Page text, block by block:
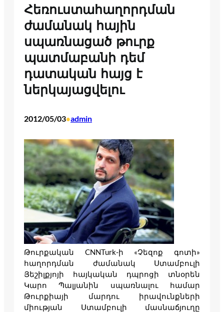
Հեռուստահաղորդման
ժամանակ հային
սպառնացած թուրք
պատմաբանի դեմ
դատական հայց է
ներկայացվելու
2012/05/03•admin
Թուրքական CNNTurk-ի «Չեզոք գոտի»
հաղորդման ժամանակ Ստամբուլի
Յեշիլքյոյի հայկական դպրոցի տնօրեն
Կարո Պալյանին սպառնալու համար
Թուրքիայի մարդու իրավունքների
միության Ստամբուլի մասնաճյուղը